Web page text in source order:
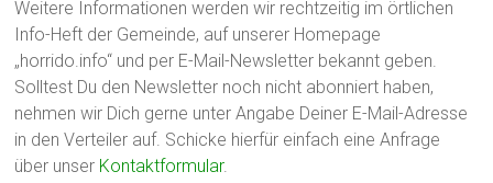
Weitere Informationen werden wir rechtzeitig im örtlichen
Info-Heft der Gemeinde, auf unserer Homepage
„horrido.info“ und per E-Mail-Newsletter bekannt geben.
Solltest Du den Newsletter noch nicht abonniert haben,
nehmen wir Dich gerne unter Angabe Deiner E-Mail-Adresse
in den Verteiler auf. Schicke hierfür einfach eine Anfrage
über unser Kontaktformular.